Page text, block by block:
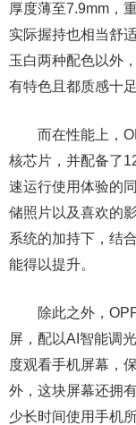
厚度薄至7.9mm，
实际握持也相当舒
玉白两种配色以外
有特色且都质感十
而在性能上，
核芯片，并配备了
速运行使用体验的
储照片以及喜欢的
系统的加持下，结
能得以提升。
除此之外，
屏，配以AI智能调
度观看手机屏幕，
外，这块屏幕还拥
少长时间使用手机